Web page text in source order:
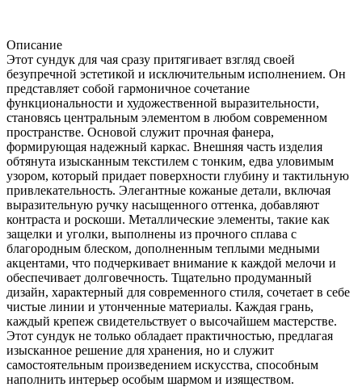
Описание
Этот сундук для чая сразу притягивает взгляд своей
безупречной эстетикой и исключительным исполнением. Он
представляет собой гармоничное сочетание
функциональности и художественной выразительности,
становясь центральным элементом в любом современном
пространстве. Основой служит прочная фанера,
формирующая надежный каркас. Внешняя часть изделия
обтянута изысканным текстилем с тонким, едва уловимым
узором, который придает поверхности глубину и тактильную
привлекательность. Элегантные кожаные детали, включая
выразительную ручку насыщенного оттенка, добавляют
контраста и роскоши. Металлические элементы, такие как
защелки и уголки, выполнены из прочного сплава с
благородным блеском, дополненным теплыми медными
акцентами, что подчеркивает внимание к каждой мелочи и
обеспечивает долговечность. Тщательно продуманный
дизайн, характерный для современного стиля, сочетает в себе
чистые линии и утонченные материалы. Каждая грань,
каждый крепеж свидетельствует о высочайшем мастерстве.
Этот сундук не только обладает практичностью, предлагая
изысканное решение для хранения, но и служит
самостоятельным произведением искусства, способным
наполнить интерьер особым шармом и изяществом.